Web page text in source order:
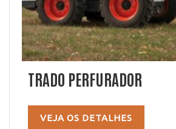
TRADO PERFURADOR
VEJA OS DETALHES